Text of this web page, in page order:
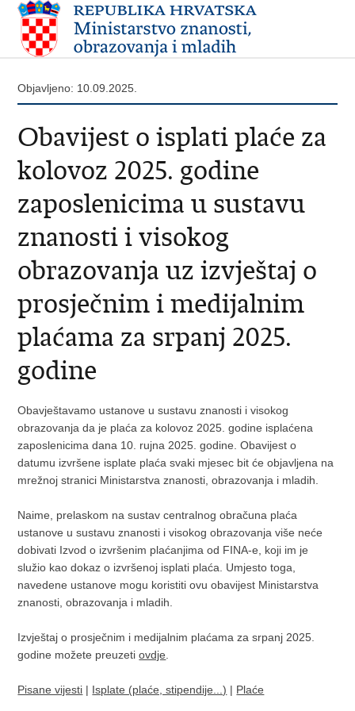
Objavljeno: 10.09.2025.
Obavijest o isplati plaće za
kolovoz 2025. godine
zaposlenicima u sustavu
znanosti i visokog
obrazovanja uz izvještaj o
prosječnim i medijalnim
plaćama za srpanj 2025.
godine
Obavještavamo ustanove u sustavu znanosti i visokog
obrazovanja da je plaća za kolovoz 2025. godine isplaćena
zaposlenicima dana 10. rujna 2025. godine. Obavijest o
datumu izvršene isplate plaća svaki mjesec bit će objavljena na
mrežnoj stranici Ministarstva znanosti, obrazovanja i mladih.
Naime, prelaskom na sustav centralnog obračuna plaća
ustanove u sustavu znanosti i visokog obrazovanja više neće
dobivati Izvod o izvršenim plaćanjima od FINA-e, koji im je
služio kao dokaz o izvršenoj isplati plaća. Umjesto toga,
navedene ustanove mogu koristiti ovu obavijest Ministarstva
znanosti, obrazovanja i mladih.
Izvještaj o prosječnim i medijalnim plaćama za srpanj 2025.
godine možete preuzetiovdje
Pisane vijesti | Isplate (plaće, stipendije...) | Plaće